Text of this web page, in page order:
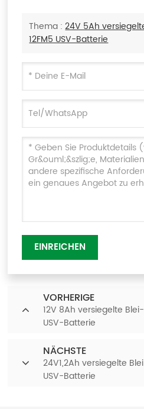
Thema :24V 5Ah
12FM5 USV-Batterie
EINREICHEN
VORHERIGE
12V 8Ah versiegelte
USV-Batterie
NÄCHSTE
24V1,2Ah versiegelte
USV-Batterie